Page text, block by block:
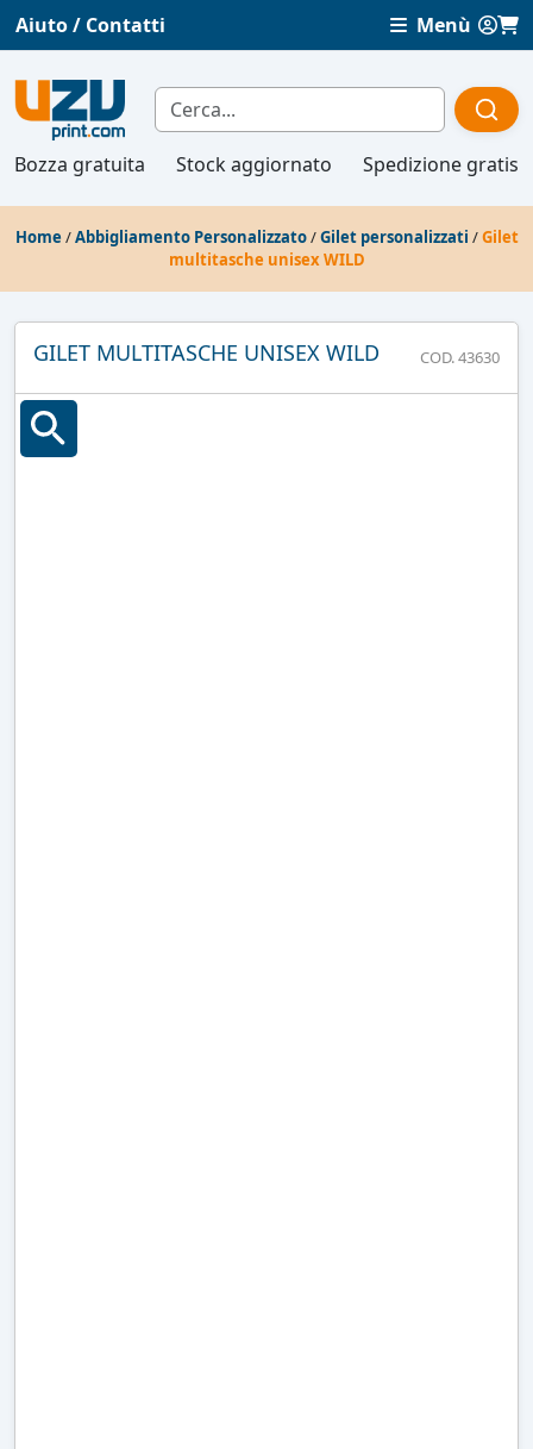
Aiuto / Contatti Menù
Bozza gratuita Stock aggiornato Spedizione gratis
Home /Abbigliamento Personalizzato/Gilet personalizzati /Gilet
multitasche unisex WILD
GILET MULTITASCHE UNISEX WILD COD. 43630